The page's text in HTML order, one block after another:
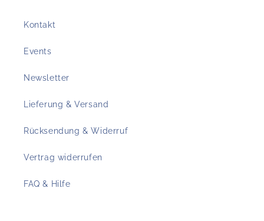
Kontakt
Events
Newsletter
Lieferung & Versand
Rücksendung & Widerruf
Vertrag widerrufen
FAQ & Hilfe